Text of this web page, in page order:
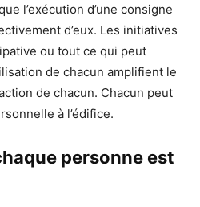
l’exécution d’une consigne
d’eux. Les initiatives
ou tout ce qui peut
de chacun amplifient le
de chacun. Chacun peut
à l’édifice.
personne est